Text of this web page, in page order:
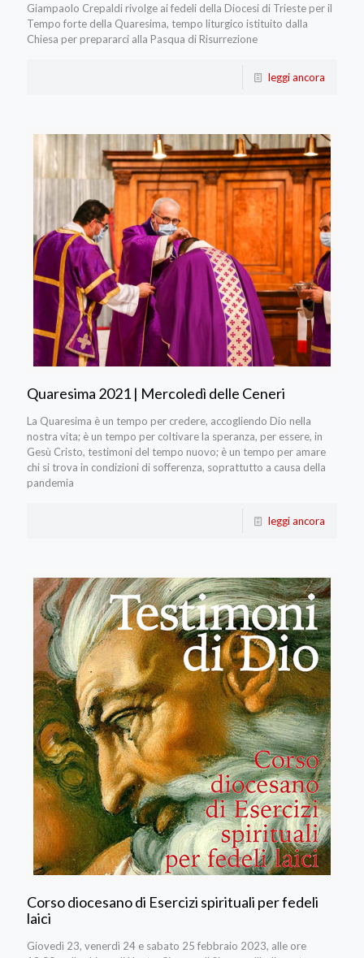
Giampaolo Crepaldi rivolge ai fedeli della Diocesi di Trieste per il
Tempo forte della Quaresima, tempo liturgico istituito dalla
Chiesa per prepararci alla Pasqua di Risurrezione
leggi ancora
Quaresima 2021 | Mercoledì delle Ceneri
La Quaresima è un tempo per credere, accogliendo Dio nella
nostra vita; è un tempo per coltivare la speranza, per essere, in
Gesù Cristo, testimoni del tempo nuovo; è un tempo per amare
chi si trova in condizioni di sofferenza, soprattutto a causa della
pandemia
leggi ancora
Corso diocesano di Esercizi spirituali per fedeli
laici
Giovedì 23, venerdì 24 e sabato 25 febbraio 2023, alle ore